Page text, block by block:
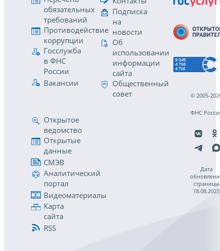
обязательных
требований
Противодействие
коррупции
Госслужба
в ФНС
России
Вакансии
Подписка
на
новости
Об
использовании
информации
сайта
Общественный
совет
Открытое
ведомство
Открытые
данные
СМЭВ
Аналитический
портал
Видеоматериалы
Карта
сайта
RSS
© 2005-
ФНС
Дата
страницы
18.08.2025